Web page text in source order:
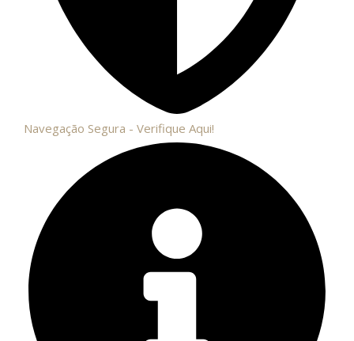
Navegação Segura - Verifique Aqui!